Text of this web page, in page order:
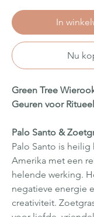
In
Nu
Green Tree
Geuren voor
Palo Santo &
Palo Santo is
Amerika met een
helende werking.
negatieve energie
creativiteit.